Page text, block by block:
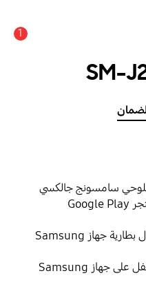
1
SM-
سامسونج جالكسي
كيفية استكشاف أخطاء تنزيل متجر Google Play
كيفية فحص أو إصلاح أو استبدال بطارية جهاز Samsung
اكتشف ميزات جديدة لشاشة القفل على جهاز Samsung